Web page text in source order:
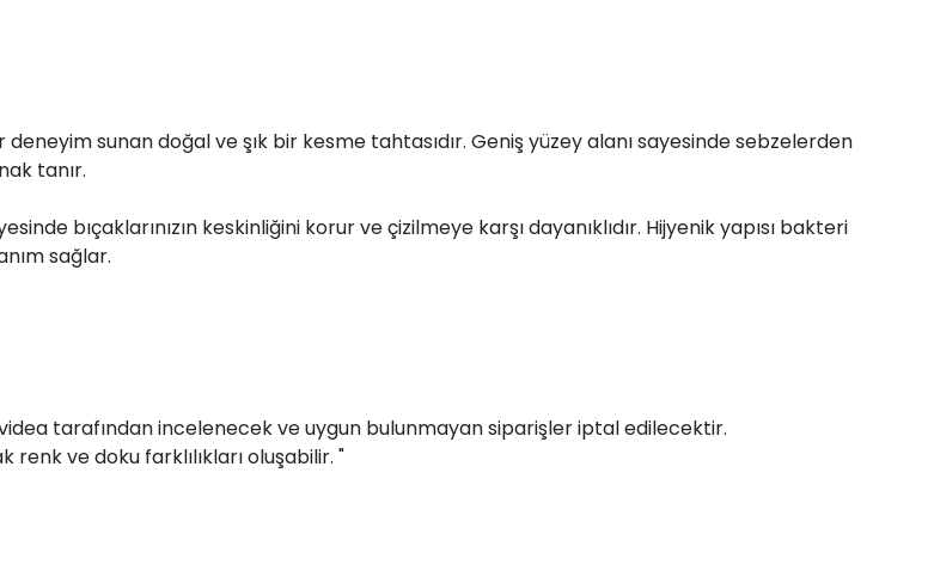
sunan doğal ve şık bir kesme tahtasıdır. Geniş yüzey alanı sayesinde sebzelerden
tanır.
bıçaklarınızın keskinliğini korur ve çizilmeye karşı dayanıklıdır. Hijyenik yapısı bakteri
sağlar.
tarafından incelenecek ve uygun bulunmayan siparişler iptal edilecektir.
renk ve doku farklılıkları oluşabilir. "